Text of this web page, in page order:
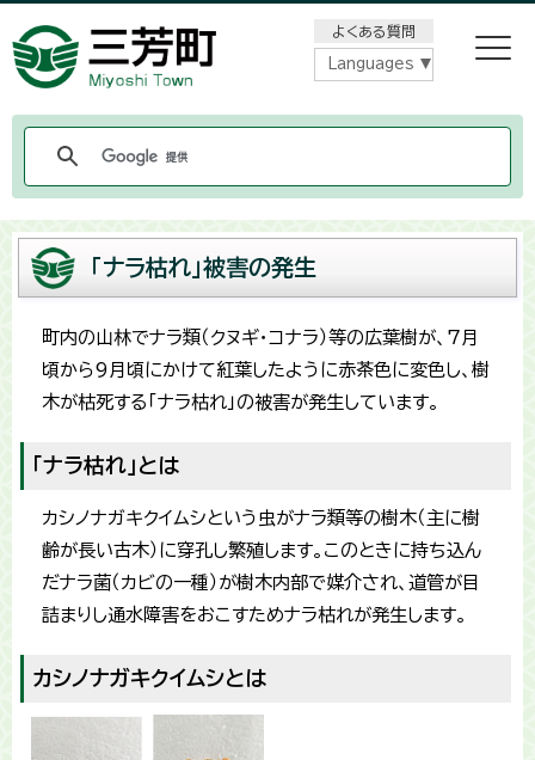
よくある質問
Languages
「ナラ枯れ」被害の発生
町内の山林でナラ類（クヌギ・コナラ）等の広葉樹が、7月
頃から9月頃にかけて紅葉したように赤茶色に変色し、樹
木が枯死する「ナラ枯れ」の被害が発生しています。
「ナラ枯れ」とは
カシノナガキクイムシという虫がナラ類等の樹木（主に樹
齢が長い古木）に穿孔し繁殖します。このときに持ち込ん
だナラ菌（カビの一種）が樹木内部で媒介され、道管が目
詰まりし通水障害をおこすためナラ枯れが発生します。
カシノナガキクイムシとは